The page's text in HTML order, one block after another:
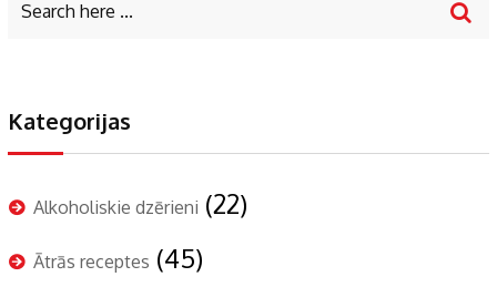
Kategorijas
Alkoholiskie dzērieni (22)
Ātrās receptes (45)